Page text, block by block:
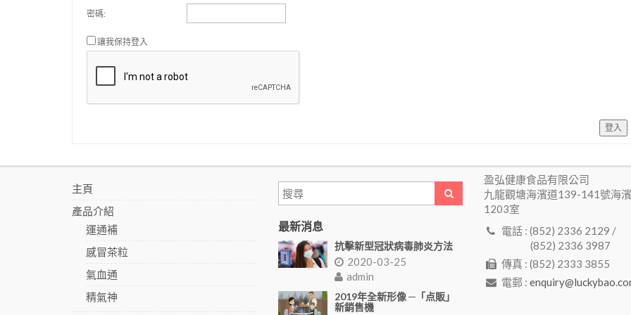
密碼:
讓我保持登入
登入
主頁
產品介紹
運通補
感冒茶粒
氣血通
精氣神
最新消息
抗擊新型冠狀病毒肺炎方法
2020-03-25
admin
2019年全新形像 ─「点販」
新銷售機
盈弘健康食品有限公司
九龍觀塘海濱道139-141號海
1203室
電話 : (852) 2336 2129 /
(852) 2336 3987
傳真 : (852) 2333 3855
電郵 :